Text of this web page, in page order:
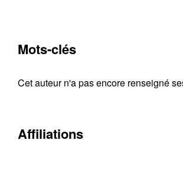
Mots-clés
Cet auteur n'a pas encore renseigné
Affiliations
Contacter